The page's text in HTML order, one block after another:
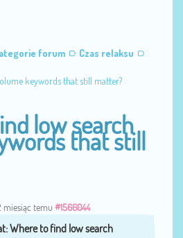
forum
Czas relaksu
keywords that still matter?
low search
that still
miesiąc temu #1566044
Misiek